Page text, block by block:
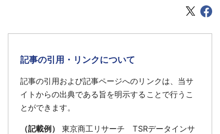
記事の引用・リンクについて
記事の引用および記事ページへのリンクは、当サ
イトからの出典である旨を明示することで行うこ
とができます。
（記載例）
東京商工リサーチ TSRデータインサ